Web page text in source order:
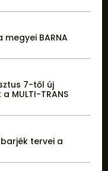
BARNA
7-től új
MULTI-TRANS
tervei a